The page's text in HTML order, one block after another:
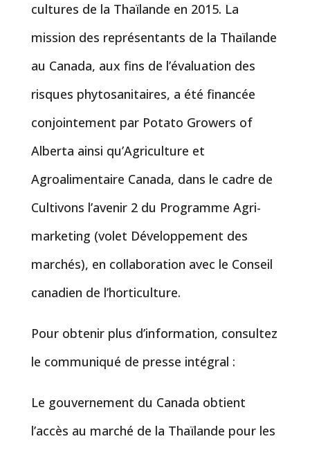
cultures de la Thaïlande en 2015. La
mission des représentants de la Thaïlande
au Canada, aux fins de l’évaluation des
risques phytosanitaires, a été financée
conjointement par Potato Growers of
Alberta ainsi qu’Agriculture et
Agroalimentaire Canada, dans le cadre de
Cultivons l’avenir 2 du Programme Agri-
marketing (volet Développement des
marchés), en collaboration avec le Conseil
canadien de l’horticulture.
Pour obtenir plus d’information, consultez
le communiqué de presse intégral :
Le gouvernement du Canada obtient
l’accès au marché de la Thaïlande pour les